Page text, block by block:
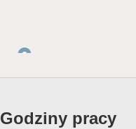
Godziny pracy